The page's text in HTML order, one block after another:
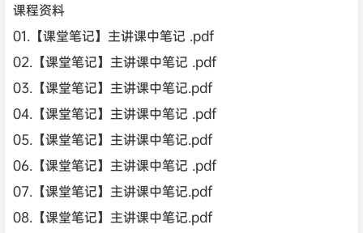
课程资料
01.【课堂笔记】主讲课中笔记 .pdf
02.【课堂笔记】主讲课中笔记 .pdf
03.【课堂笔记】主讲课中笔记.pdf
04.【课堂笔记】主讲课中笔记 .pdf
05.【课堂笔记】主讲课中笔记.pdf
06.【课堂笔记】主讲课中笔记 .pdf
07.【课堂笔记】主讲课中笔记.pdf
08.【课堂笔记】主讲课中笔记.pdf